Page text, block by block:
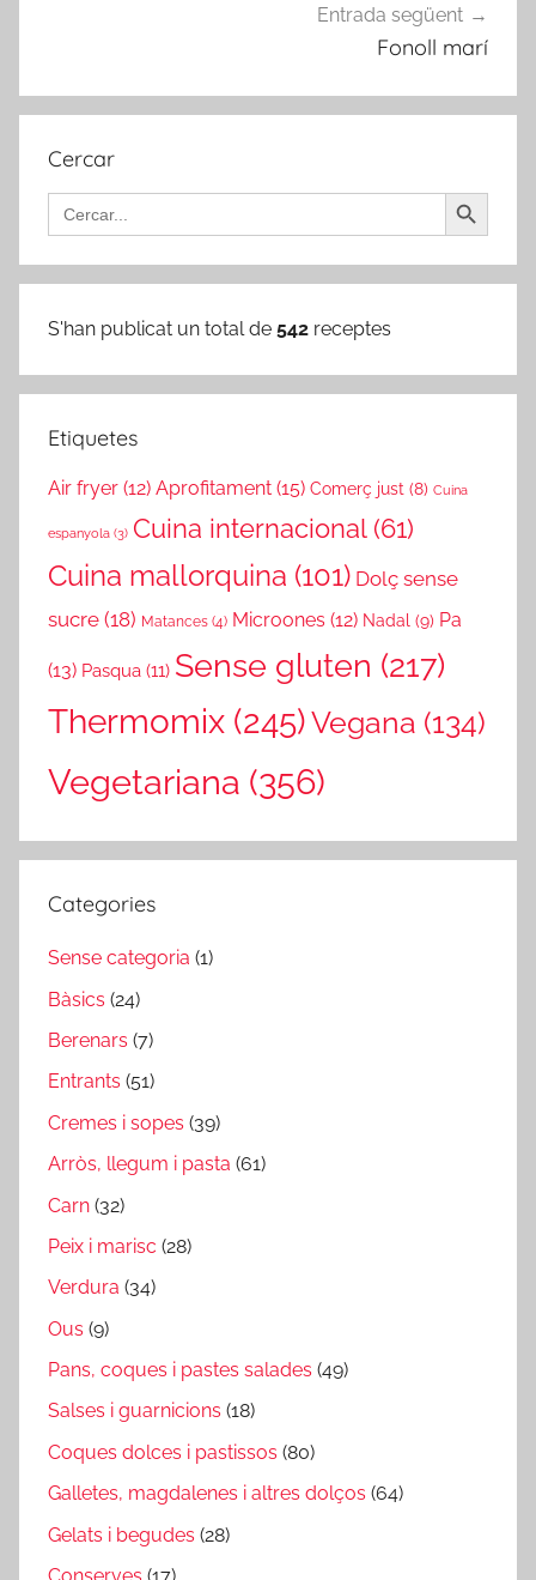
Entrada següent
Fonoll marí
Cercar
Search
for:
Search Button
S'han publicat un total de 542 receptes
Etiquetes
Air fryer (12) Aprofitament (15) Comerç just (8) Cuina
espanyola (3) Cuina internacional(61)
Cuina mallorquina (101) Dolç sense
sucre (18) Matances (4) Microones (12) Nadal (9) Pa
(13) Pasqua (11) Sense gluten (217)
Thermomix (245)Vegana (134)
Vegetariana (356)
Categories
Sense categoria (1)
Bàsics (24)
Berenars (7)
Entrants (51)
Cremes i sopes (39)
Arròs, llegum i pasta (61)
Carn (32)
Peix i marisc (28)
Verdura (34)
Ous (9)
Pans, coques i pastes salades (49)
Salses i guarnicions (18)
Coques dolces i pastissos (80)
Galletes, magdalenes i altres dolços (64)
Gelats i begudes (28)